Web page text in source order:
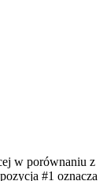
w porównaniu z
#1 oznacza